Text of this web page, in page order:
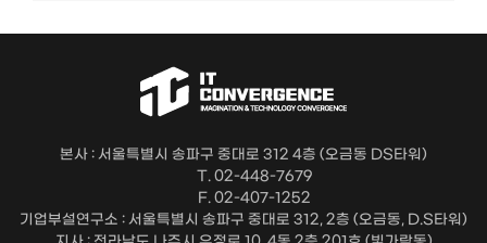
본사 : 서울특별시 송파구 중대로 312 4층 (오금동 DS타워)
T. 02-448-7679
F. 02-407-1252
기업부설연구소 : 서울특별시 송파구 중대로 312, 2층 (오금동, D.S타워)